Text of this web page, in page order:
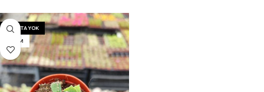
STOKTA YOK
5.5 CM